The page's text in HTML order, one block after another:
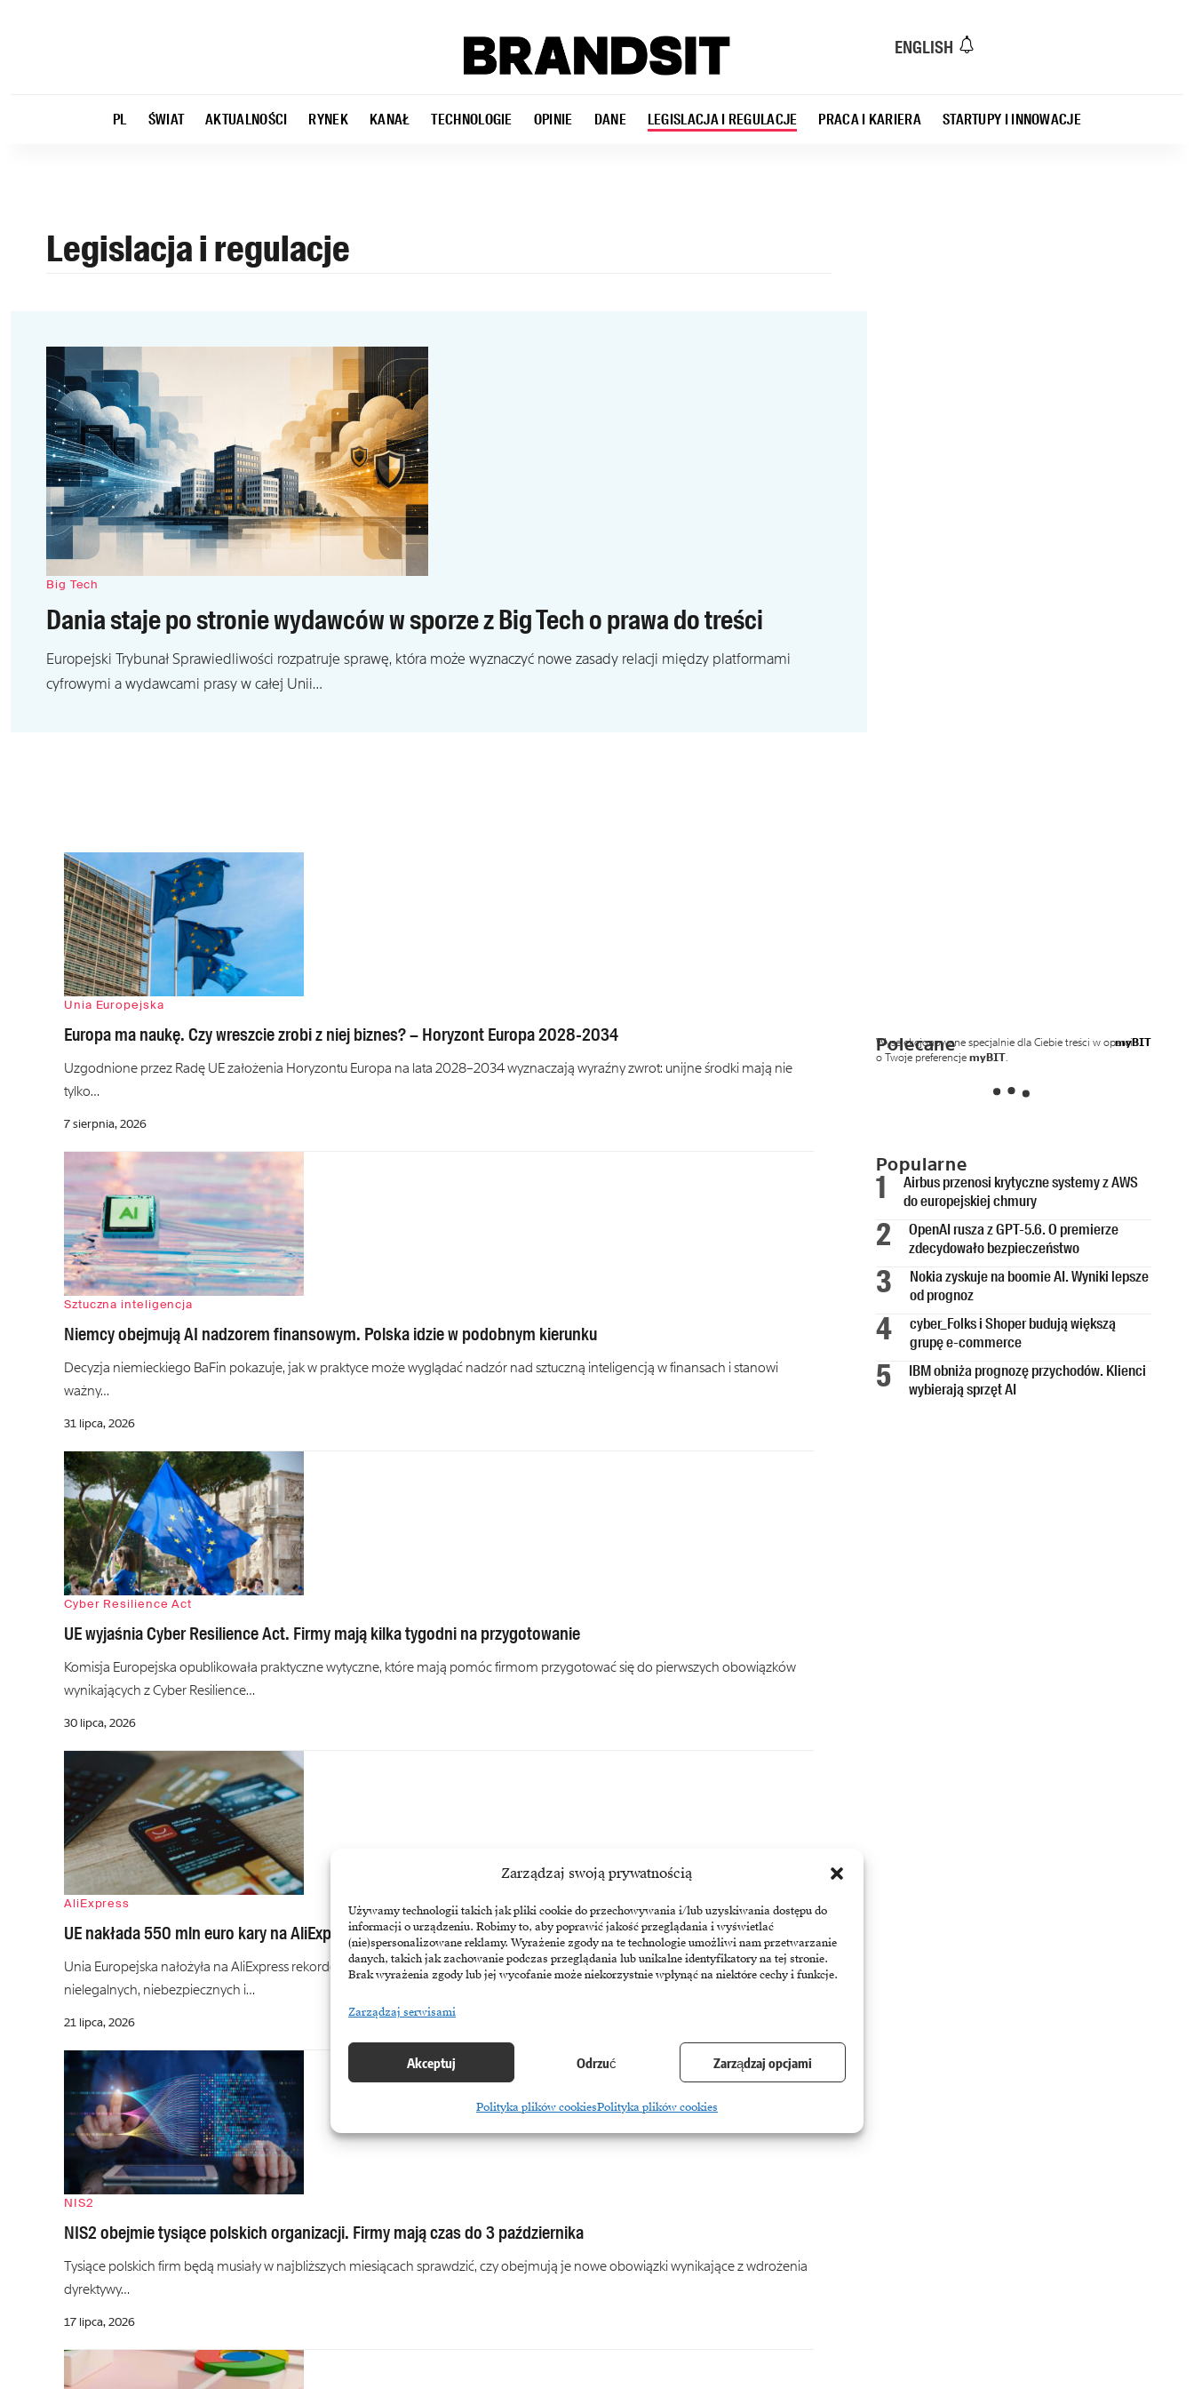
Zarządzaj swoją prywatnością
Używamy technologii takich jak pliki cookie do przechowywania i/lub uzyskiwania dostępu do
informacji o urządzeniu. Robimy to, aby poprawić jakość przeglądania i wyświetlać
(nie)spersonalizowane reklamy. Wyrażenie zgody na te technologie umożliwi nam przetwarzanie
danych, takich jak zachowanie podczas przeglądania lub unikalne identyfikatory na tej stronie.
Brak wyrażenia zgody lub jej wycofanie może niekorzystnie wpłynąć na niektóre cechy i funkcje.
Zarządzaj serwisami
Akceptuj Odrzuć Zarządzaj opcjami
Polityka plików cookiesPolityka plików cookies
ENGLISH
PL ŚWIAT AKTUALNOŚCI RYNEK KANAŁ TECHNOLOGIE OPINIE DANE LEGISLACJA I REGULACJE PRACA I KARIERA STARTUPY I INNOWACJE
Legislacja i regulacje
Big Tech
Dania staje po stronie wydawców w sporze z Big Tech o prawa do treści
Europejski Trybunał Sprawiedliwości rozpatruje sprawę, która może wyznaczyć nowe zasady relacji między platformami
cyfrowymi a wydawcami prasy w całej Unii…
Unia Europejska
Europa ma naukę. Czy wreszcie zrobi z niej biznes? – Horyzont Europa 2028-2034
Uzgodnione przez Radę UE założenia Horyzontu Europa na lata 2028–2034 wyznaczają wyraźny zwrot: unijne środki mają nie
tylko…
7 sierpnia, 2026
Sztuczna inteligencja
Niemcy obejmują AI nadzorem finansowym. Polska idzie w podobnym kierunku
Decyzja niemieckiego BaFin pokazuje, jak w praktyce może wyglądać nadzór nad sztuczną inteligencją w finansach i stanowi
ważny…
31 lipca, 2026
Cyber Resilience Act
UE wyjaśnia Cyber Resilience Act. Firmy mają kilka tygodni na przygotowanie
Komisja Europejska opublikowała praktyczne wytyczne, które mają pomóc firmom przygotować się do pierwszych obowiązków
wynikających z Cyber Resilience…
30 lipca, 2026
AliExpress
UE nakłada 550 mln euro kary na AliExpress
Unia Europejska nałożyła na AliExpress rekordową karę 550 mln euro za niewystarczające działania wobec sprzedaży
nielegalnych, niebezpiecznych i…
21 lipca, 2026
NIS2
NIS2 obejmie tysiące polskich organizacji. Firmy mają czas do 3 października
Tysiące polskich firm będą musiały w najbliższych miesiącach sprawdzić, czy obejmują je nowe obowiązki wynikające z wdrożenia
dyrektywy…
17 lipca, 2026
Polecane myBIT
Wyselekcjonowane specjalnie dla Ciebie treści w oparciu
o Twoje preferencjemyBIT.
Popularne
Airbus przenosi krytyczne systemy z AWS
do europejskiej chmury
OpenAI rusza z GPT-5.6. O premierze
zdecydowało bezpieczeństwo
Nokia zyskuje na boomie AI. Wyniki lepsze
od prognoz
cyber_Folks i Shoper budują większą
grupę e-commerce
IBM obniża prognozę przychodów. Klienci
wybierają sprzęt AI